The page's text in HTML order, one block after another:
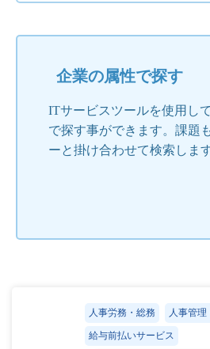
企業の属性で探す
ITサービスツールを使用し
で探す事ができます。課題
ーと掛け合わせて検索します
人事労務・総務 人事管
給与前払いサービス